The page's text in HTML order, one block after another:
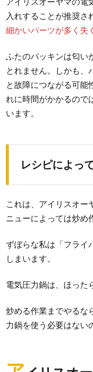
入れすることが推奨さ
細かいパーツが多く失
ふたのパッキンは匂い
とれません。しかも、
と故障につながる可能
れに時間がかかるので
います。
レシピによっ
これは、アイリスオー
ニューによっては炒め
ずぼらな私は「フライ
しまいます。
電気圧力鍋は、ほった
炒める作業までやるな
力鍋を使う必要はない